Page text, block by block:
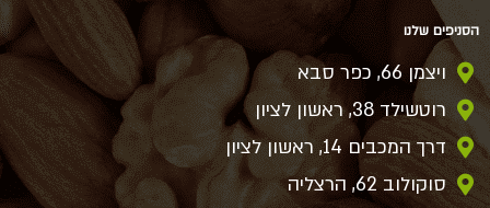
הסניפים שלנו
ויצמן 66, כפר סבא
רוטשילד 38, ראשון לציון
דרך המכבים 14, ראשון לציון
סוקולוב 62, הרצליה